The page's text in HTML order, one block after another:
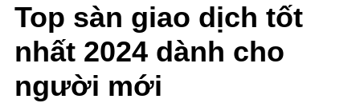
Top sàn giao dịch tốt
nhất 2024 dành cho
người mới